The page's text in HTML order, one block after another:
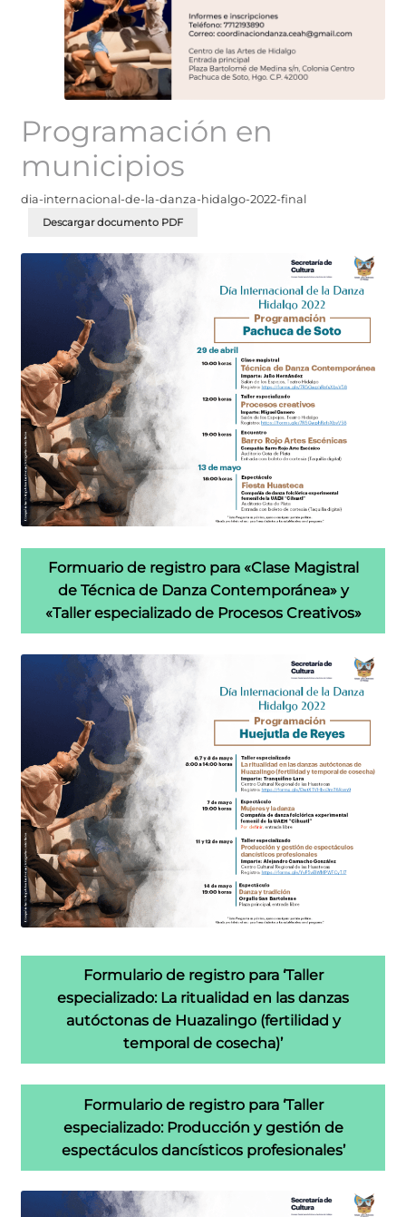
Programación en
municipios
dia-internacional-de-la-danza-hidalgo-2022-final
Descargar documento PDF
Formuario de registro para «Clase Magistral
de Técnica de Danza Contemporánea» y
«Taller especializado de Procesos Creativos»
Formulario de registro para ‘Taller
especializado: La ritualidad en las danzas
autóctonas de Huazalingo (fertilidad y
temporal de cosecha)’
Formulario de registro para ‘Taller
especializado: Producción y gestión de
espectáculos dancísticos profesionales’